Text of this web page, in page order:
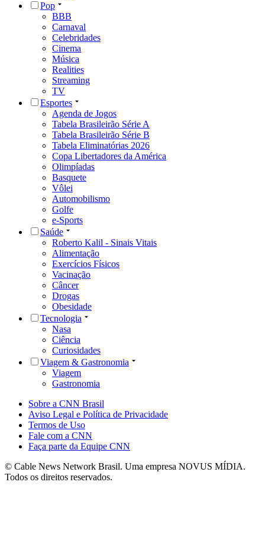
Pop
BBB
Carnaval
Celebridades
Cinema
Música
Realities
Streaming
TV
Esportes
Agenda de Jogos
Tabela Brasileirão Série A
Tabela Brasileirão Série B
Tabela Eliminatórias 2026
Copa Libertadores da América
Olimpíadas
Basquete
Vôlei
Automobilismo
Golfe
e-Sports
Saúde
Roberto Kalil - Sinais Vitais
Alimentação
Exercícios Físicos
Vacinação
Câncer
Drogas
Obesidade
Tecnologia
Nasa
Ciência
Curiosidades
Viagem & Gastronomia
Viagem
Gastronomia
Sobre a CNN Brasil
Aviso Legal e Política de Privacidade
Termos de Uso
Fale com a CNN
Faça parte da Equipe CNN
© Cable News Network Brasil. Uma empresa NOVUS MÍDIA.
Todos os direitos reservados.